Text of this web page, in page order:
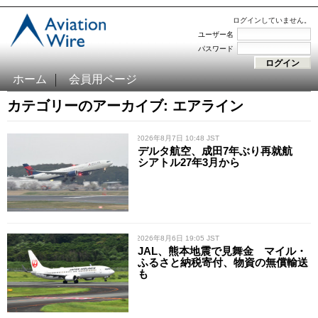
ログインしていません。
ユーザー名
パスワード
ホーム 会員用ページ
カテゴリーのアーカイブ: エアライン
/ 2026年8月7日 10:48 JST
デルタ航空、成田7年ぶり再就航
シアトル27年3月から
/ 2026年8月6日 19:05 JST
JAL、熊本地震で見舞金 マイル・
ふるさと納税寄付、物資の無償輸送
も